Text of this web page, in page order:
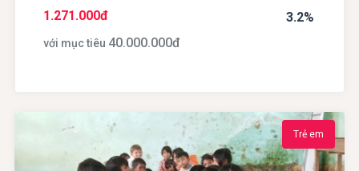
3.2%
1.271.000đ
với mục tiêu 40.000.000đ
Trẻ em